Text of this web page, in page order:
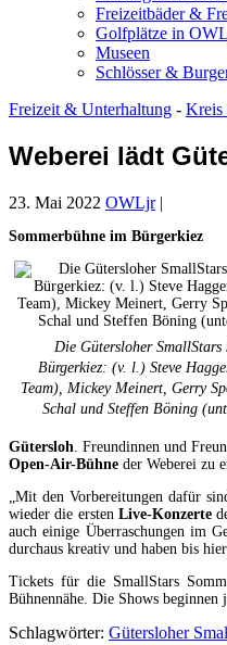
Freizeitbäder &
Golfplätze in OWL
Museen
Schlösser &
Freizeit & Unterhaltung - Kreis
Weberei lädt
23. Mai 2022 OWLjr |
Sommerbühne im Bürgerkiez
Die Gütersloher SmallStars
Bürgerkiez: (v. l.) Steve
Team), Mickey Meinert, Gerry
Schal und Steffen Böning
Gütersloh . Freundinnen und
Open-Air-Bühne der Weberei zu
„Mit den Vorbereitungen dafür
wieder die ersten Live-Konzerte
auch einige Überraschungen im
durchaus kreativ und haben bis
Tickets für die SmallStars
Bühnennähe. Die Shows
Schlagwörter: Gütersloher